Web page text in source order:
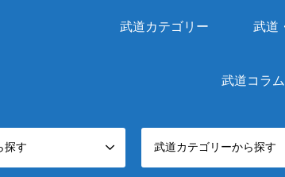
武道カテゴリー 武道
武道コラ
探す 武道カテゴリーから探す